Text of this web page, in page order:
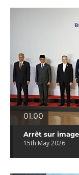
01:00
Arrêt sur
15th May 2026